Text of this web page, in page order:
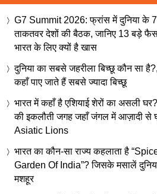
G7 Summit 2026: फ्रांस में दुनिया के
ताकतवर देशों की बैठक, जानिए 13 बड़े
भारत के लिए क्यों है खास
दुनिया का सबसे जहरीला बिच्छू कौन सा
कहाँ पाए जाते हैं सबसे ज्यादा बिच्छू
भारत में कहाँ है एशियाई शेरों का असली
की इकलौती जगह जहाँ जंगल में आज़ादी से
Asiatic Lions
भारत का कौन-सा राज्य कहलाता है
Garden Of India”? जिसके मसालें
मशहूर